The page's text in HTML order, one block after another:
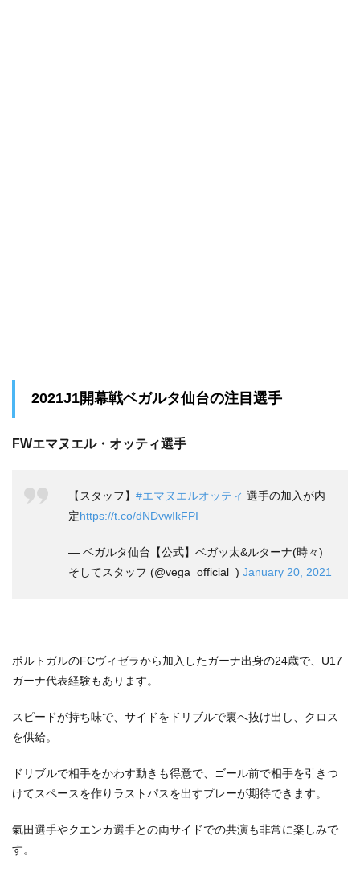
2021J1開幕戦ベガルタ仙台の注目選手
FWエマヌエル・オッティ選手
【スタッフ】 #エマヌエルオッティ 選手の加入が内
定https://t.co/dNDvwIkFPI
— ベガルタ仙台【公式】ベガッ太&ルターナ(時々)
そしてスタッフ (@vega_official_) January 20, 2021
ポルトガルのFCヴィゼラから加入したガーナ出身の24歳で、U17
ガーナ代表経験もあります。
スピードが持ち味で、サイドをドリブルで裏へ抜け出し、クロス
を供給。
ドリブルで相手をかわす動きも得意で、ゴール前で相手を引きつ
けてスペースを作りラストパスを出すプレーが期待できます。
氣田選手やクエンカ選手との両サイドでの共演も非常に楽しみで
す。